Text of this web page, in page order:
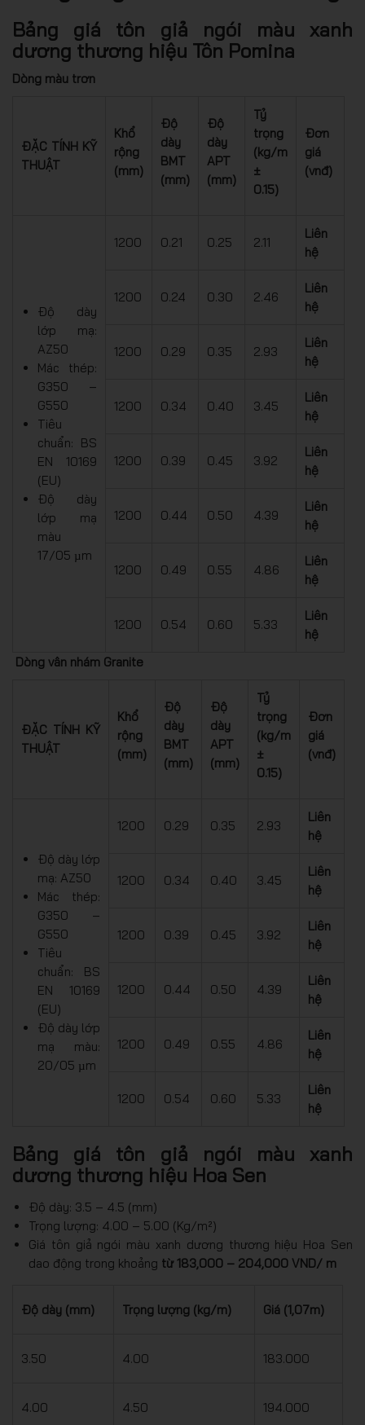
Bảng giá tôn giả ngói màu xanh
dương thương hiệu Tôn Pomina
Dòng màu trơn
ĐẶC TÍNH KỸ
THUẬT
Khổ
rộng
(mm)
Độ
dày
BMT
(mm)
Độ
dày
APT
(mm)
Tỷ
trọng
(kg/m
±
0.15)
Đơn
giá
(vnđ)
Độ dày
lớp mạ:
AZ50
Mác thép:
G350 –
G550
Tiêu
chuẩn: BS
EN 10169
(EU)
Độ dày
lớp mạ
màu
17/05 µm
1200 0.21 0.25 2.11
Liên
hệ
1200 0.24 0.30 2.46
Liên
hệ
1200 0.29 0.35 2.93
Liên
hệ
1200 0.34 0.40 3.45
Liên
hệ
1200 0.39 0.45 3.92
Liên
hệ
1200 0.44 0.50 4.39
Liên
hệ
1200 0.49 0.55 4.86
Liên
hệ
1200 0.54 0.60 5.33
Liên
hệ
Dòng vân nhám Granite
ĐẶC TÍNH KỸ
THUẬT
Khổ
rộng
(mm)
Độ
dày
BMT
(mm)
Độ
dày
APT
(mm)
Tỷ
trọng
(kg/m
±
0.15)
Đơn
giá
(vnđ)
Độ dày lớp
mạ: AZ50
Mác thép:
G350 –
G550
Tiêu
chuẩn: BS
EN 10169
(EU)
Độ dày lớp
mạ màu:
20/05 µm
1200 0.29 0.35 2.93
Liên
hệ
1200 0.34 0.40 3.45
Liên
hệ
1200 0.39 0.45 3.92
Liên
hệ
1200 0.44 0.50 4.39
Liên
hệ
1200 0.49 0.55 4.86
Liên
hệ
1200 0.54 0.60 5.33
Liên
hệ
Bảng giá tôn giả ngói màu xanh
dương thương hiệu Hoa Sen
Độ dày: 3.5 – 4.5 (mm)
Trọng lượng: 4.00 – 5.00 (Kg/m²)
Giá tôn giả ngói màu xanh dương thương hiệu Hoa Sen
dao động trong khoảng từ 183,000 – 204,000 VND/ m
Độ dày (mm) Trọng lượng (kg/m) Giá (1,07m)
3.50 4.00 183.000
4.00 4.50 194.000